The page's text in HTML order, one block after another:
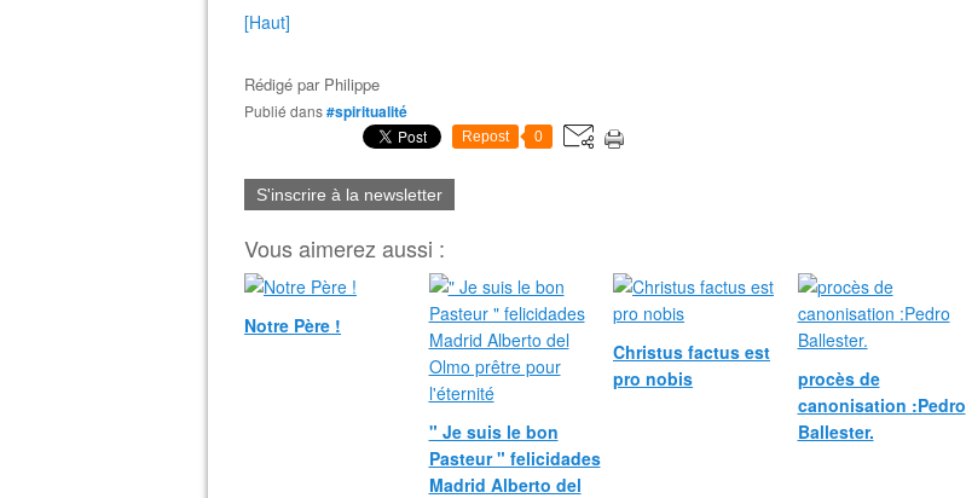
[Haut]
Rédigé par Philippe
Publié dans#spiritualité
Repost 0
S'inscrire à la newsletter
Vous aimerez aussi :
Notre Père !
" Je suis le bon
Pasteur " felicidades
Madrid Alberto del
Christus factus est
pro nobis
procès de
canonisation :Pedro
Ballester.